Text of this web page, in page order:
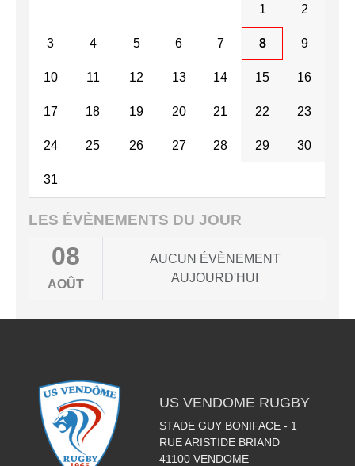
1 2
3 4 5 6 7 8 9
10 11 12 13 14 15 16
17 18 19 20 21 22 23
24 25 26 27 28 29 30
31
LES ÉVÈNEMENTS DU JOUR
08
AOÛT
AUCUN ÉVÈNEMENT
AUJOURD'HUI
US VENDOME RUGBY
STADE GUY BONIFACE - 1
RUE ARISTIDE BRIAND
41100 VENDOME